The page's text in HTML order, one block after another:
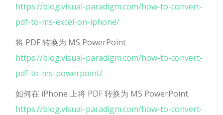
https://blog.visual-paradigm.com/how-to-convert-
pdf-to-ms-excel-on-iphone/
将 PDF 转换为 MS PowerPoint
https://blog.visual-paradigm.com/how-to-convert-
pdf-to-ms-powerpoint/
如何在 iPhone 上将 PDF 转换为 MS PowerPoint
https://blog.visual-paradigm.com/how-to-convert-